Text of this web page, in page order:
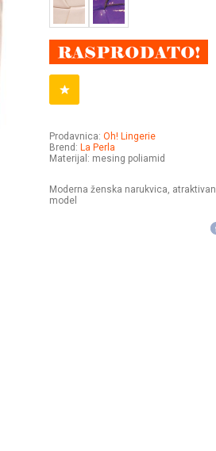
Prodavnica: Oh! Lingerie
Brend: La Perla
Materijal: mesing poliamid
Moderna ženska narukvica, atraktivan
model